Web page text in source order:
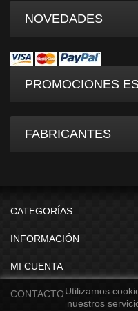
NOVEDADES
PROMOCIONES
FABRICANTES
CATEGORÍAS
INFORMACIÓN
MI CUENTA
CONTACTOUtilizamos
nuestros